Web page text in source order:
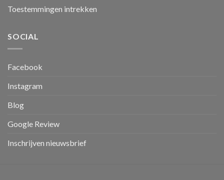
Toestemmingen intrekken
SOCIAL
Facebook
Instagram
Blog
Google Review
Inschrijven nieuwsbrief